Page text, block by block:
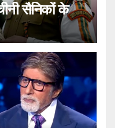
सैनिकों के